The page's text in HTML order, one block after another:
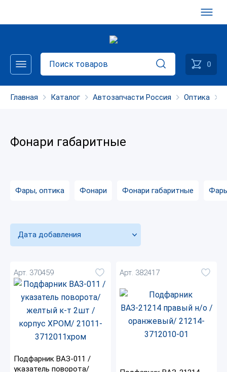
0
Главная Каталог Автозапчасти Россия Оптика
Фонари габаритные
Фары, оптика Фонари Фонари габаритные
Дата добавления
Арт. 370459
Подфарник ВАЗ-011 /
указатель поворота/
Арт. 382417